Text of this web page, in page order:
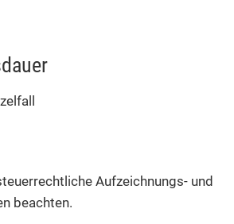
Aufzeichnungs- und
beachten.